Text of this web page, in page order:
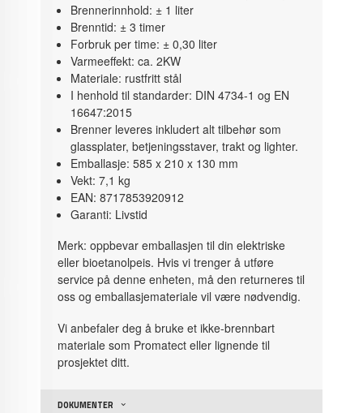
Brennerinnhold: ± 1 liter
Brenntid: ± 3 timer
Forbruk per time: ± 0,30 liter
Varmeeffekt: ca. 2KW
Materiale: rustfritt stål
I henhold til standarder: DIN 4734-1 og EN
16647:2015
Brenner leveres inkludert alt tilbehør som
glassplater, betjeningsstaver, trakt og lighter.
Emballasje: 585 x 210 x 130 mm
Vekt: 7,1 kg
EAN: 8717853920912
Garanti: Livstid
Merk: oppbevar emballasjen til din elektriske
eller bioetanolpeis. Hvis vi trenger å utføre
service på denne enheten, må den returneres til
oss og emballasjemateriale vil være nødvendig.
Vi anbefaler deg å bruke et ikke-brennbart
materiale som Promatect eller lignende til
prosjektet ditt.
DOKUMENTER